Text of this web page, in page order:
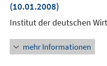
(10.01.2008)
Institut der deutschen
mehr Informationen